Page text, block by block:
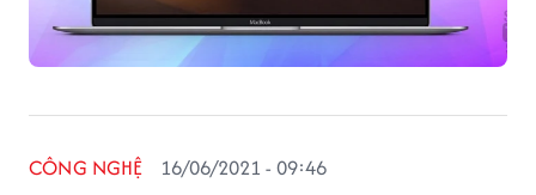
CÔNG NGHỆ 16/06/2021 - 09:46